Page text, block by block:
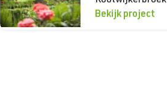
Bekijk project